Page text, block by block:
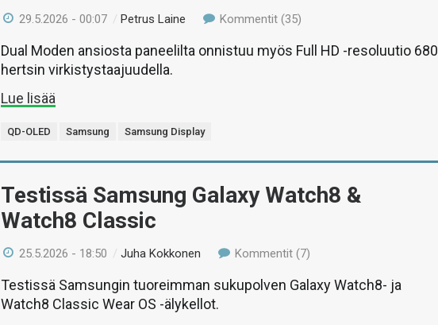
29.5.2026 - 00:07 /Petrus Laine Kommentit (35)
Dual Moden ansiosta paneelilta onnistuu myös Full HD -resoluutio 680
hertsin virkistystaajuudella.
Lue lisää
QD-OLED Samsung Samsung Display
Testissä Samsung Galaxy Watch8 &
Watch8 Classic
25.5.2026 - 18:50 /Juha Kokkonen Kommentit (7)
Testissä Samsungin tuoreimman sukupolven Galaxy Watch8- ja
Watch8 Classic Wear OS -älykellot.